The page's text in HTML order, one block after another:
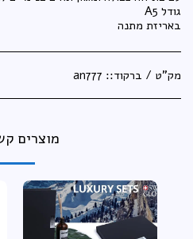
באריזת מתנה
מק"ט / ברקוד:: an777
מוצרים